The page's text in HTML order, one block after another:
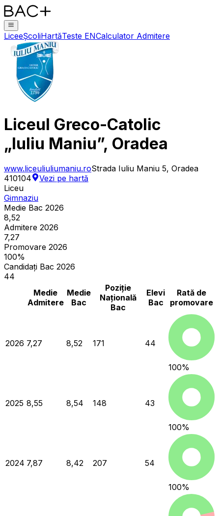
LiceeȘcoliHartăTeste ENCalculator Admitere
Liceul Greco-Catolic
„Iuliu Maniu”, Oradea
www.liceuliuliumaniu.roStrada Iuliu Maniu 5, Oradea
410104
Vezi pe hartă
Liceu
Gimnaziu
Medie Bac 2026
8,52
Admitere 2026
7,27
Promovare 2026
100%
Candidați Bac 2026
44
Medie
Admitere
Medie
Bac
Poziție
Națională
Bac
Elevi
Bac
Rată de
promovare
2026 7,27 8,52 171 44
100%
2025 8,55 8,54 148 43
100%
2024 7,87 8,42 207 54
100%